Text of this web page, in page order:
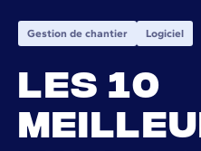
Gestion de chantier Logiciel
Les 10